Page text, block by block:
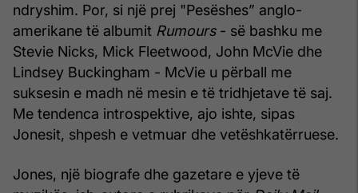
ndryshim. Por, si një prej "Pesëshes” anglo-
amerikane të albumit Rumours- së bashku me
Stevie Nicks, Mick Fleetwood, John McVie dhe
Lindsey Buckingham - McVie u përball me
suksesin e madh në mesin e të tridhjetave të saj.
Me tendenca introspektive, ajo ishte, sipas
Jonesit, shpesh e vetmuar dhe vetëshkatërruese.
Jones, një biografe dhe gazetare e yjeve të